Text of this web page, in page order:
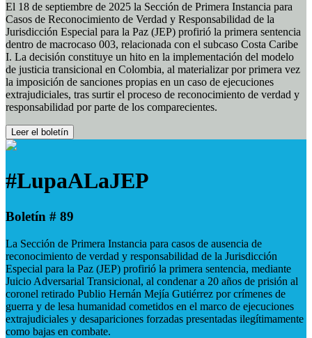
El 18 de septiembre de 2025 la Sección de Primera Instancia para
Casos de Reconocimiento de Verdad y Responsabilidad de la
Jurisdicción Especial para la Paz (JEP) profirió la primera sentencia
dentro de macrocaso 003, relacionada con el subcaso Costa Caribe
I. La decisión constituye un hito en la implementación del modelo
de justicia transicional en Colombia, al materializar por primera vez
la imposición de sanciones propias en un caso de ejecuciones
extrajudiciales, tras surtir el proceso de reconocimiento de verdad y
responsabilidad por parte de los comparecientes.
Leer el boletín
#LupaALaJEP
Boletín # 89
La Sección de Primera Instancia para casos de ausencia de
reconocimiento de verdad y responsabilidad de la Jurisdicción
Especial para la Paz (JEP) profirió la primera sentencia, mediante
Juicio Adversarial Transicional, al condenar a 20 años de prisión al
coronel retirado Publio Hernán Mejía Gutiérrez por crímenes de
guerra y de lesa humanidad cometidos en el marco de ejecuciones
extrajudiciales y desapariciones forzadas presentadas ilegítimamente
como bajas en combate.